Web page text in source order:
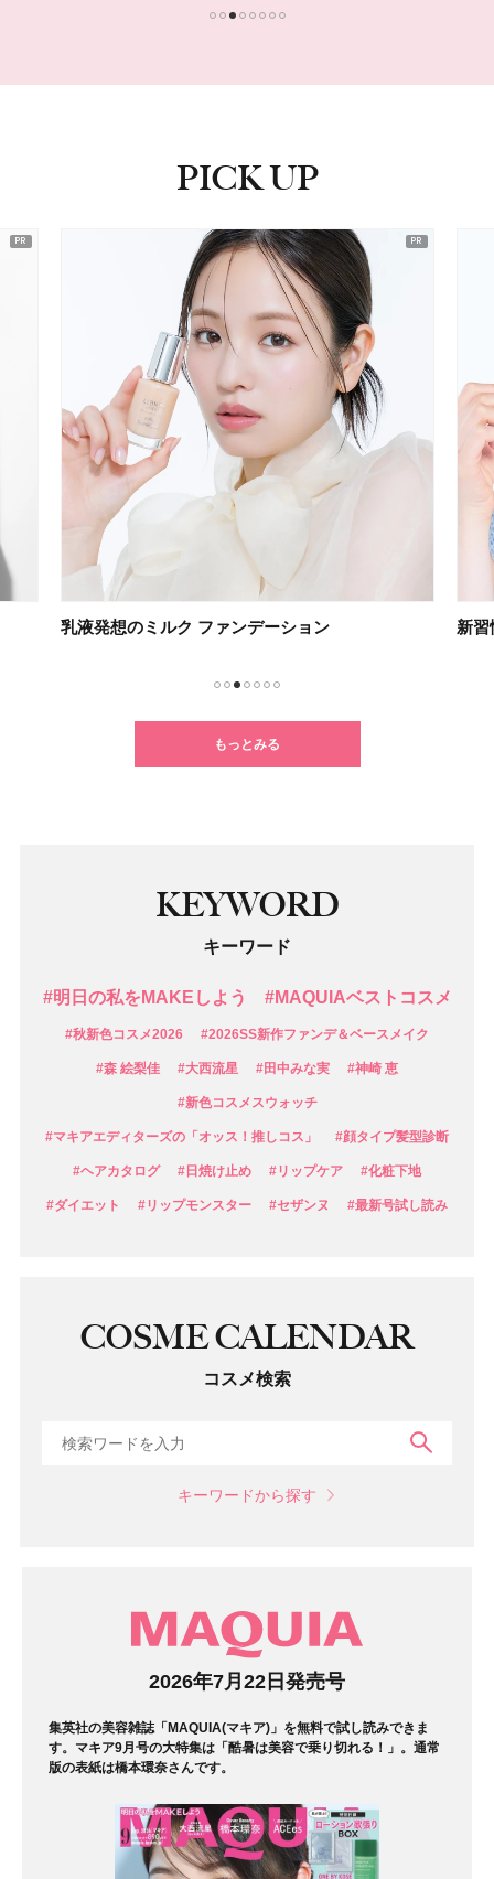
PICK UP
乳液発想のミルク ファンデーション 新習
もっとみる
KEYWORD
キーワード
#明日の私をMAKEしよう #MAQUIAベストコスメ
#秋新色コスメ2026 #2026SS新作ファンデ＆ベースメイク
#森 絵梨佳 #大西流星 #田中みな実 #神崎 恵
#新色コスメスウォッチ
#マキアエディターズの「オッス！推しコス」 #顔タイプ髪型診断
#ヘアカタログ #日焼け止め #リップケア #化粧下地
#ダイエット #リップモンスター #セザンヌ #最新号試し読み
COSME CALENDAR
コスメ検索
キーワードから探す
2026年7月22日発売号
集英社の美容雑誌「MAQUIA(マキア)」を無料で試し読みできま
す。マキア9月号の大特集は「酷暑は美容で乗り切れる！」。通常
版の表紙は橋本環奈さんです。